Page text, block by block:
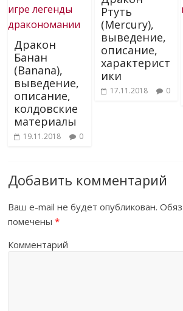
Дракон
Банан
(Banana),
выведение,
описание,
колдовские
материалы
19.11.2018 0
Ртуть
(Mercury),
выведение,
описание,
характерист
ики
17.11.2018 0
Добавить комментарий
Ваш e-mail не будет опубликован.
помечены*
Комментарий